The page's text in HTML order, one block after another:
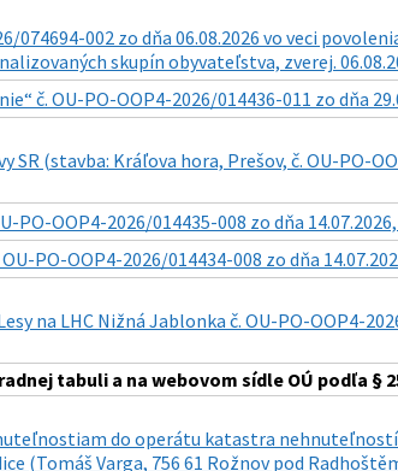
074694-002 zo dňa 06.08.2026 vo veci
skupín obyvateľstva, zverej.
č. OU-PO-OOP4-2026/014436-011 zo dňa
(stavba: Kráľova hora, Prešov, č. OU-PO-
PO-OOP4-2026/014435-008 zo dňa
PO-OOP4-2026/014434-008 zo dňa
na LHC Nižná Jablonka č. OU-PO-OOP4-
tabuli a na webovom sídle OÚ podľa §
do operátu katastra
(Tomáš Varga, 756 61 Rožnov pod